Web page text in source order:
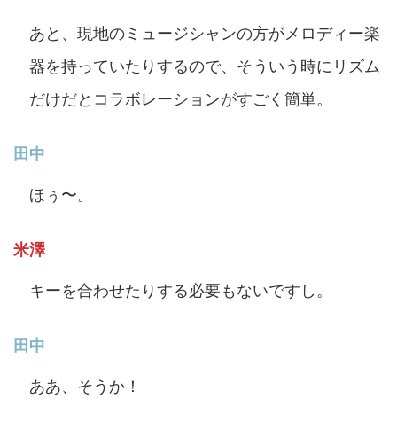
あと、現地のミュージシャンの方がメロディー楽
器を持っていたりするので、そういう時にリズム
だけだとコラボレーションがすごく簡単。
田中
ほぅ〜。
米澤
キーを合わせたりする必要もないですし。
田中
ああ、そうか！